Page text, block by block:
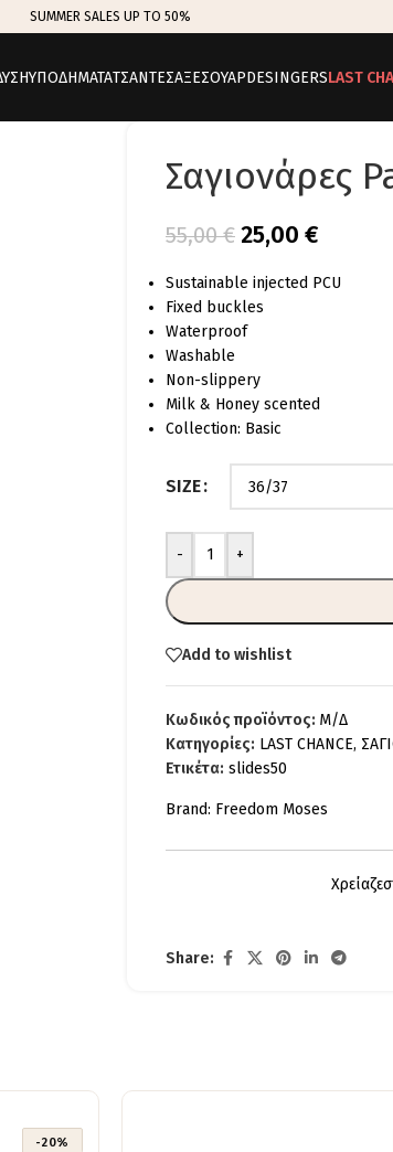
SUMMER SALES UP TO 50%
ΥΠΟΔΗΜΑΤΑΤΣΑΝΤΕΣΑΞΕΣΟΥΑΡDESINGERSLAST
Σαγιονάρες
55,00€ 25,00 €
Sustainable injected PCU
Fixed buckles
Waterproof
Washable
Non-slippery
Milk & Honey scented
Collection: Basic
SIZE
- +
Add to wishlist
Κωδικός προϊόντος: Μ/Δ
Κατηγορίες: LAST CHANCE,
Ετικέτα: slides50
Brand: Freedom Moses
Share:
-20%